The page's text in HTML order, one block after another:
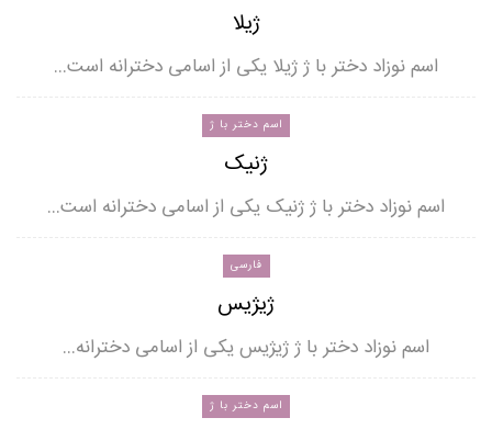
ژیلا
اسم نوزاد دختر با ژ ژیلا یکی از اسامی دخترانه است…
اسم دختر با ژ
ژنیک
اسم نوزاد دختر با ژ ژنیک یکی از اسامی دخترانه است…
فارسی
ژیژیس
اسم نوزاد دختر با ژ ژیژیس یکی از اسامی دخترانه…
اسم دختر با ژ